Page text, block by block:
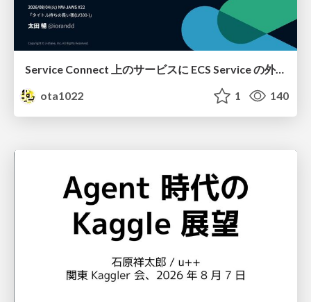
Service Connect 上のサービスに ECS Service の外側から到達できなかった話
ota1022
1 140